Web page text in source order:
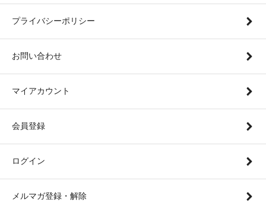
プライバシーポリシー
お問い合わせ
マイアカウント
会員登録
ログイン
メルマガ登録・解除